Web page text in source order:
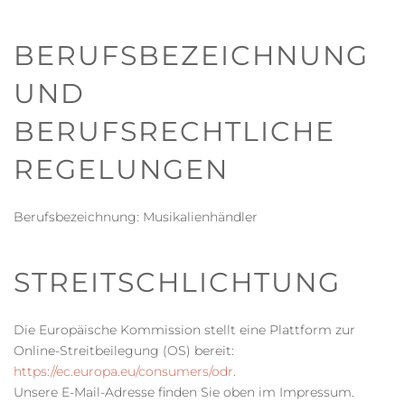
BERUFSBEZEICHNUNG
UND
BERUFSRECHTLICHE
REGELUNGEN
Berufsbezeichnung: Musikalienhändler
STREITSCHLICHTUNG
Die Europäische Kommission stellt eine Plattform zur
Online-Streitbeilegung (OS) bereit:
https://ec.europa.eu/consumers/odr.
Unsere E-Mail-Adresse finden Sie oben im Impressum.